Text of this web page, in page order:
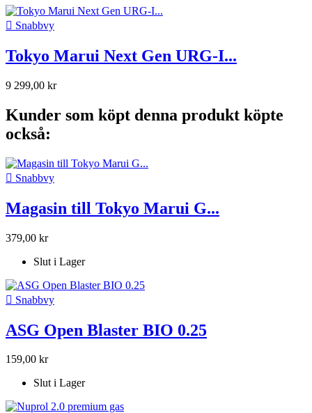
 Snabbvy
Tokyo Marui Next Gen URG-I...
9 299,00 kr
Kunder som köpt denna produkt köpte
också:
 Snabbvy
Magasin till Tokyo Marui G...
379,00 kr
Slut i Lager
 Snabbvy
ASG Open Blaster BIO 0.25
159,00 kr
Slut i Lager